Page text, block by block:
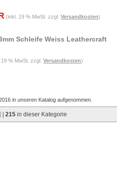
(inkl. 19 % MwSt. zzgl. Versandkosten)
Schleife Weiss Leathercraft
% MwSt. zzgl. Versandkosten)
in unseren Katalog aufgenommen.
215 in dieser Kategorie